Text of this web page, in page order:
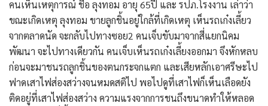
คนเห็นเหตุการณ์ ชื่อ ลุงทอม อายุ 65ปี และ รปภ.โรงงาน เล่าว่า
ขณะเกิดเหตุ ลุงทอม ขายลูกชิ้นอยู่ใกล้ที่เกิดเหตุ เห็นรถเก๋งเลี้ยว
จากตลาดนัด จะกลับไปทางซอย2 คนเจ็บขับมาจากสี่แยกนิคม
พัฒนา จะไปทางเดียวกัน คนเจ็บเห็นรถเก๋งเลี้ยงออกมา จึงหักหลบ
ก่อนจะมาชนรถลูกชิ้นของตนกระจกแตก และเสียหลักเอาศรีษะไป
ฟาดเสาไฟส่องสว่างจนหมดสติไป พอไปดูที่เสาไฟก็เห็นเลือดยัง
ติดอยู่ที่เสาไฟส่องสว่าง ความแรงจากการชนถึงขนาดทำให้หลอด